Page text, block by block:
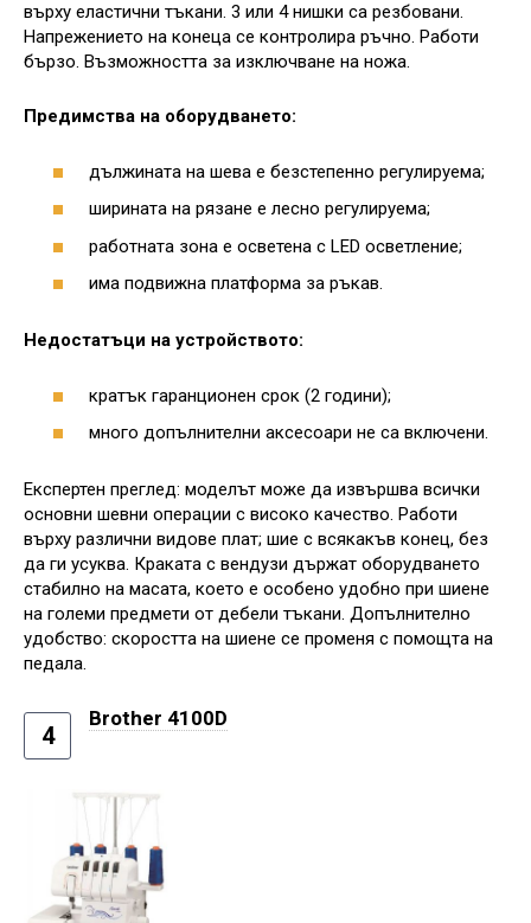
върху еластични тъкани. 3 или 4 нишки са резбовани.
Напрежението на конеца се контролира ръчно. Работи
бързо. Възможността за изключване на ножа.
Предимства на оборудването:
дължината на шева е безстепенно регулируема;
ширината на рязане е лесно регулируема;
работната зона е осветена с LED осветление;
има подвижна платформа за ръкав.
Недостатъци на устройството:
кратък гаранционен срок (2 години);
много допълнителни аксесоари не са включени.
Експертен преглед: моделът може да извършва всички
основни шевни операции с високо качество. Работи
върху различни видове плат; шие с всякакъв конец, без
да ги усуква. Краката с вендузи държат оборудването
стабилно на масата, което е особено удобно при шиене
на големи предмети от дебели тъкани. Допълнително
удобство: скоростта на шиене се променя с помощта на
педала.
4
Brother 4100D